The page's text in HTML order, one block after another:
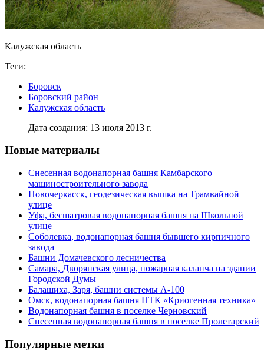
Калужская область
Теги:
Боровск
Боровский район
Калужская область
Дата создания: 13 июля 2013 г.
Новые материалы
Снесенная водонапорная башня Камбарского
машиностроительного завода
Новочеркасск, геодезическая вышка на Трамвайной
улице
Уфа, бесшатровая водонапорная башня на Школьной
улице
Соболевка, водонапорная башня бывшего кирпичного
завода
Башни Домачевского лесничества
Самара, Дворянская улица, пожарная каланча на здании
Городской Думы
Балашиха, Заря, башни системы А-100
Омск, водонапорная башня НТК «Криогенная техника»
Водонапорная башня в поселке Черновский
Снесенная водонапорная башня в поселке Пролетарский
Популярные метки